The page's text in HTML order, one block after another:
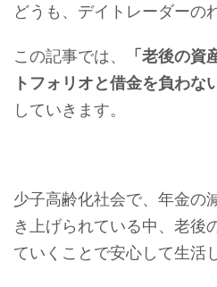
どうも、デイトレーダーの
この記事では、
「老後の
トフォリオと借金を負わな
していきます。
少子高齢化社会で、年金の
き上げられている中、老後
ていくことで安心して生活